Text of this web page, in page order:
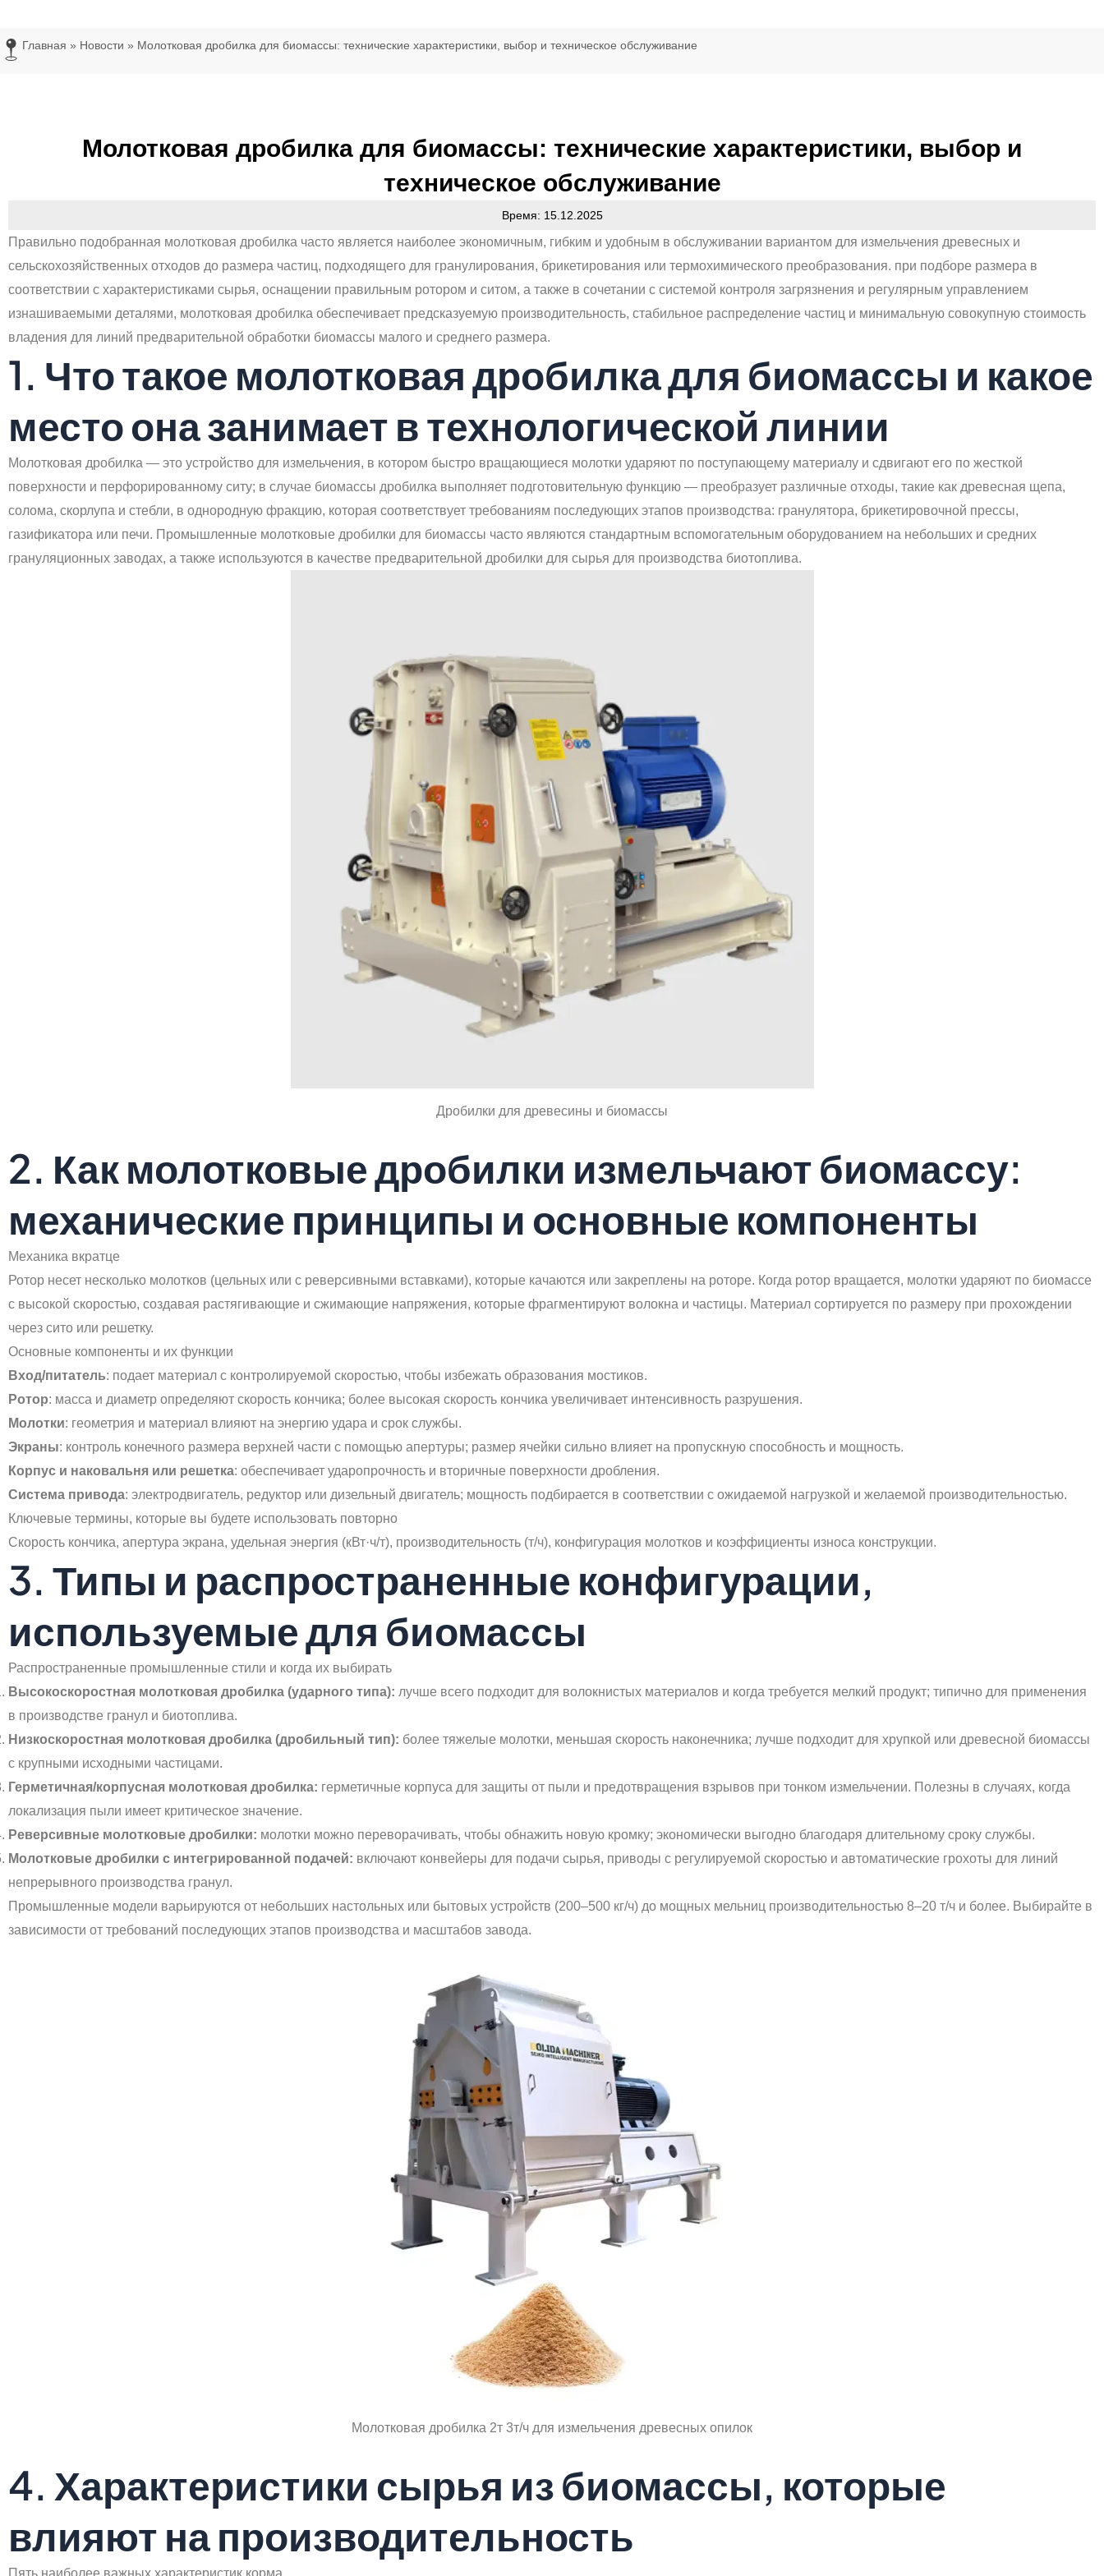
Главная » Новости » Молотковая дробилка для биомассы: технические характеристики, выбор и техническое обслуживание
Молотковая дробилка для биомассы: технические характеристики, выбор и
техническое обслуживание
Время: 15.12.2025
Правильно подобранная молотковая дробилка часто является наиболее экономичным, гибким и удобным в обслуживании вариантом для измельчения древесных и
сельскохозяйственных отходов до размера частиц, подходящего для гранулирования, брикетирования или термохимического преобразования. при подборе размера в
соответствии с характеристиками сырья, оснащении правильным ротором и ситом, а также в сочетании с системой контроля загрязнения и регулярным управлением
изнашиваемыми деталями, молотковая дробилка обеспечивает предсказуемую производительность, стабильное распределение частиц и минимальную совокупную стоимость
владения для линий предварительной обработки биомассы малого и среднего размера.
1. Что такое молотковая дробилка для биомассы и какое
место она занимает в технологической линии
Молотковая дробилка — это устройство для измельчения, в котором быстро вращающиеся молотки ударяют по поступающему материалу и сдвигают его по жесткой
поверхности и перфорированному ситу; в случае биомассы дробилка выполняет подготовительную функцию — преобразует различные отходы, такие как древесная щепа,
солома, скорлупа и стебли, в однородную фракцию, которая соответствует требованиям последующих этапов производства: гранулятора, брикетировочной прессы,
газификатора или печи. Промышленные молотковые дробилки для биомассы часто являются стандартным вспомогательным оборудованием на небольших и средних
грануляционных заводах, а также используются в качестве предварительной дробилки для сырья для производства биотоплива.
Дробилки для древесины и биомассы
2. Как молотковые дробилки измельчают биомассу:
механические принципы и основные компоненты
Механика вкратце
Ротор несет несколько молотков (цельных или с реверсивными вставками), которые качаются или закреплены на роторе. Когда ротор вращается, молотки ударяют по биомассе
с высокой скоростью, создавая растягивающие и сжимающие напряжения, которые фрагментируют волокна и частицы. Материал сортируется по размеру при прохождении
через сито или решетку.
Основные компоненты и их функции
Вход/питатель: подает материал с контролируемой скоростью, чтобы избежать образования мостиков.
Ротор: масса и диаметр определяют скорость кончика; более высокая скорость кончика увеличивает интенсивность разрушения.
Молотки: геометрия и материал влияют на энергию удара и срок службы.
Экраны: контроль конечного размера верхней части с помощью апертуры; размер ячейки сильно влияет на пропускную способность и мощность.
Корпус и наковальня или решетка: обеспечивает ударопрочность и вторичные поверхности дробления.
Система привода: электродвигатель, редуктор или дизельный двигатель; мощность подбирается в соответствии с ожидаемой нагрузкой и желаемой производительностью.
Ключевые термины, которые вы будете использовать повторно
Скорость кончика, апертура экрана, удельная энергия (кВт·ч/т), производительность (т/ч), конфигурация молотков и коэффициенты износа конструкции.
3. Типы и распространенные конфигурации,
используемые для биомассы
Распространенные промышленные стили и когда их выбирать
Высокоскоростная молотковая дробилка (ударного типа): лучше всего подходит для волокнистых материалов и когда требуется мелкий продукт; типично для применения
в производстве гранул и биотоплива.
Низкоскоростная молотковая дробилка (дробильный тип): более тяжелые молотки, меньшая скорость наконечника; лучше подходит для хрупкой или древесной биомассы
с крупными исходными частицами.
Герметичная/корпусная молотковая дробилка: герметичные корпуса для защиты от пыли и предотвращения взрывов при тонком измельчении. Полезны в случаях, когда
локализация пыли имеет критическое значение.
Реверсивные молотковые дробилки: молотки можно переворачивать, чтобы обнажить новую кромку; экономически выгодно благодаря длительному сроку службы.
Молотковые дробилки с интегрированной подачей: включают конвейеры для подачи сырья, приводы с регулируемой скоростью и автоматические грохоты для линий
непрерывного производства гранул.
Промышленные модели варьируются от небольших настольных или бытовых устройств (200–500 кг/ч) до мощных мельниц производительностью 8–20 т/ч и более. Выбирайте в
зависимости от требований последующих этапов производства и масштабов завода.
Молотковая дробилка 2т 3т/ч для измельчения древесных опилок
4. Характеристики сырья из биомассы, которые
влияют на производительность
Пять наиболее важных характеристик корма